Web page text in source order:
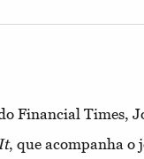
Financial Times,
, que acompanha o